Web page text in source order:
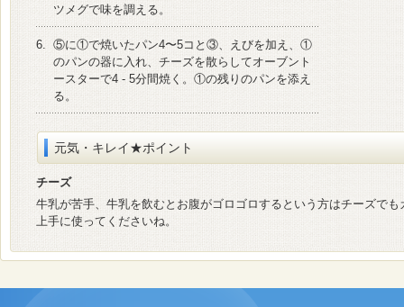
ツメグで味を調える。
6. ⑤に①で焼いたパン4〜5コと③、えびを加え、①
のパンの器に入れ、チーズを散らしてオーブント
ースターで4 - 5分間焼く。①の残りのパンを添え
る。
元気・キレイ★ポイント
チーズ
牛乳が苦手、牛乳を飲むとお腹がゴロゴロするという方はチーズで
上手に使ってくださいね。